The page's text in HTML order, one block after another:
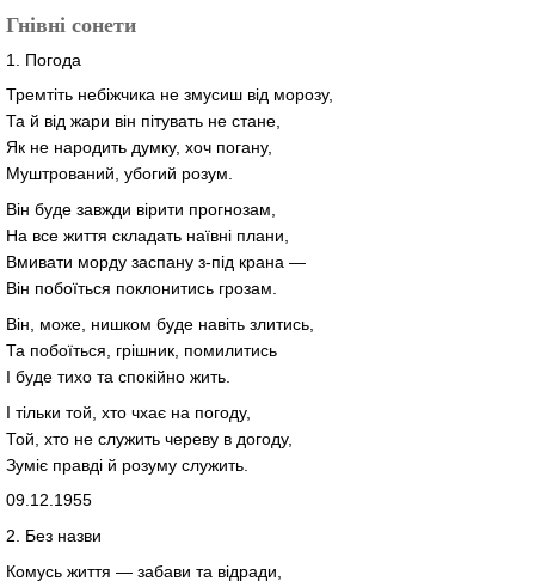
Гнівні сонети
1. Погода
Тремтіть небіжчика не змусиш від морозу,
Та й від жари він пітувать не стане,
Як не народить думку, хоч погану,
Муштрований, убогий розум.
Він буде завжди вірити прогнозам,
На все життя складать наївні плани,
Вмивати морду заспану з-під крана —
Він побоїться поклонитись грозам.
Він, може, нишком буде навіть злитись,
Та побоїться, грішник, помилитись
І буде тихо та спокійно жить.
І тільки той, хто чхає на погоду,
Той, хто не служить череву в догоду,
Зуміє правді й розуму служить.
09.12.1955
2. Без назви
Комусь життя — забави та відради,